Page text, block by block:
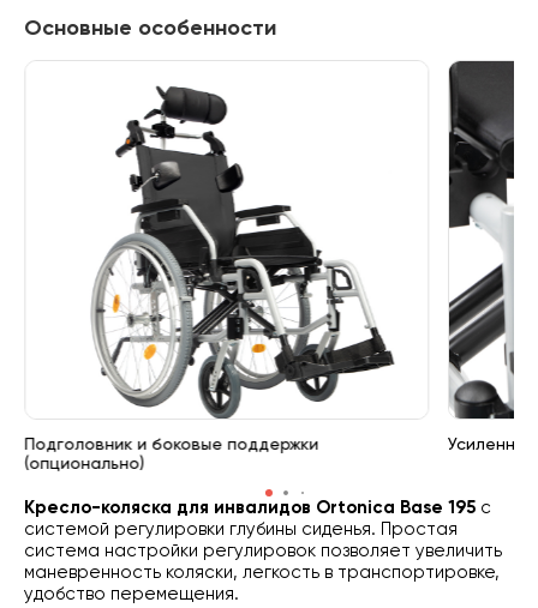
Основные особенности
Подголовник и боковые поддержки
(опционально)
Кресло-коляска для инвалидов Ortonica Base 195с
системой регулировки глубины сиденья. Простая
система настройки регулировок позволяет увеличить
маневренность коляски, легкость в транспортировке,
удобство перемещения.